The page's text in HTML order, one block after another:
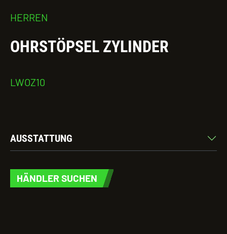
HERREN
OHRSTÖPSEL ZYLINDER
LWOZ10
AUSSTATTUNG
HÄNDLER SUCHEN